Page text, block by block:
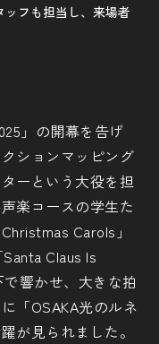
フも担当し、来場者
」の開幕を告げ
ションマッピング
ーという大役を担
楽コースの学生た
Carols」
Claus Is
響かせ、大きな拍
「OSAKA光のルネ
が見られました。